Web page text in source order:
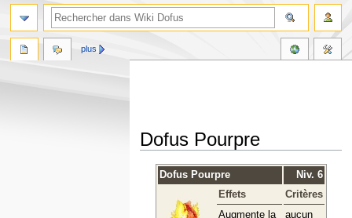
Dofus Pourpre
navigation
recherche
Dofus Pourpre
Niv. 6
Effets
Critères
Augmente la
aucun
plus